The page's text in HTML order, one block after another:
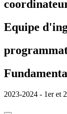
Equipe
2023-2024 - 1er et